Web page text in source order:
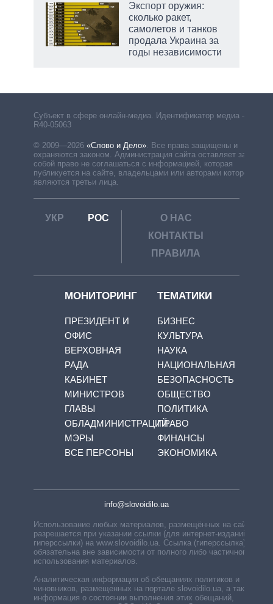
Экспорт оружия:
сколько ракет,
самолетов и танков
продала Украина за
годы независимости
Субъект в сфере онлайн-медиа. Идентификатор медиа –
R40-05063
© 2009—2026 «Слово и Дело». Все права защищены и
охраняются законом. Администрация сайта оставляет за
собой право не соглашаться с информацией, которая
публикуется на сайте, владельцами или авторами которой
являются третьи лица.
УКР РОС
О НАС
КОНТАКТЫ
ПРАВИЛА
МОНИТОРИНГ
ПРЕЗИДЕНТ И
ОФИС
ВЕРХОВНАЯ
РАДА
КАБИНЕТ
МИНИСТРОВ
ГЛАВЫ
ОБЛАДМИНИСТРАЦИЙ
МЭРЫ
ВСЕ ПЕРСОНЫ
ТЕМАТИКИ
БИЗНЕС
КУЛЬТУРА
НАУКА
НАЦИОНАЛЬНАЯ
БЕЗОПАСНОСТЬ
ОБЩЕСТВО
ПОЛИТИКА
ПРАВО
ФИНАНСЫ
ЭКОНОМИКА
info@slovoidilo.ua
Использование любых материалов, размещённых на сайте,
разрешается при указании ссылки (для интернет-изданий —
гиперссылки) на www.slovoidilo.ua. Ссылка (гиперссылка)
обязательна вне зависимости от полного либо частичного
использования материалов.
Аналитическая информация об обещаниях политиков и
чиновников, размещенных на портале slovoidilo.ua, а также
информация о состоянии выполнения этих обещаний,